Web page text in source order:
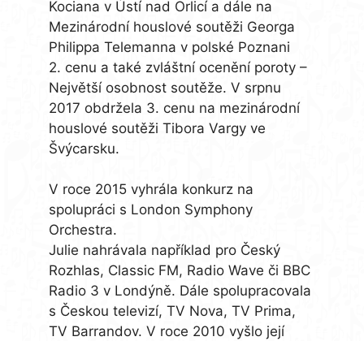
Kociana v Ústí nad Orlicí a dále na
Mezinárodní houslové soutěži Georga
Philippa Telemanna v polské Poznani
2. cenu a také zvláštní ocenění poroty –
Největší osobnost soutěže. V srpnu
2017 obdržela 3. cenu na mezinárodní
houslové soutěži Tibora Vargy ve
Švýcarsku.
V roce 2015 vyhrála konkurz na
spolupráci s London Symphony
Orchestra.
Julie nahrávala například pro Český
Rozhlas, Classic FM, Radio Wave či BBC
Radio 3 v Londýně. Dále spolupracovala
s Českou televizí, TV Nova, TV Prima,
TV Barrandov. V roce 2010 vyšlo její